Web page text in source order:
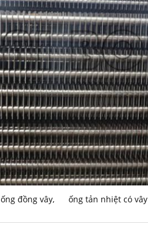
ống đồng vây, ống tản nhiệt có vây